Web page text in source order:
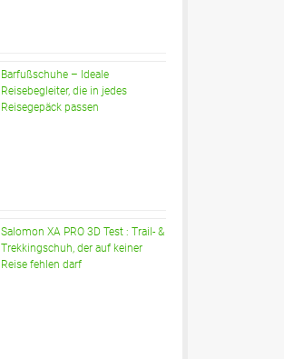
Barfußschuhe – Ideale
Reisebegleiter, die in jedes
Reisegepäck passen
Salomon XA PRO 3D Test : Trail- &
Trekkingschuh, der auf keiner
Reise fehlen darf